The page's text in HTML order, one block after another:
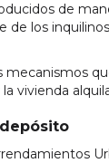
de
de los
mecanismos
vivienda